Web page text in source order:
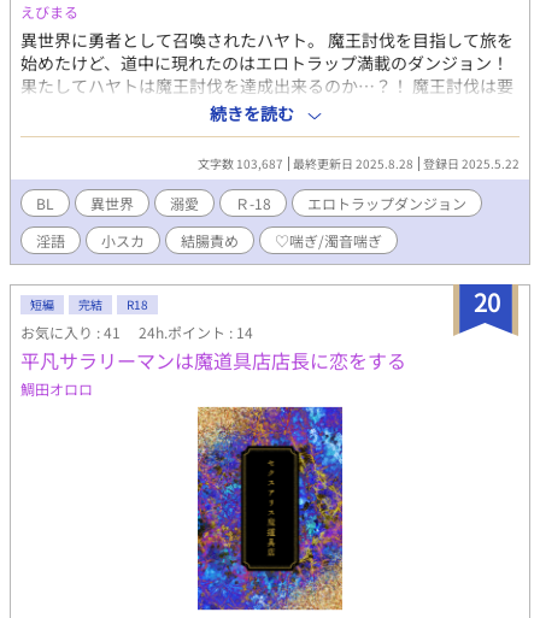
しまうのだった。 ─ご注意─ 作品内で女性軽視または女性蔑視
の表現があります。ご注意ください。 作品内において虐待、ま
たはそれに類する表現があります。
えびまる
異世界に勇者として召喚されたハヤト。 魔王討伐を目指して旅を
始めたけど、道中に現れたのはエロトラップ満載のダンジョン！
果たしてハヤトは魔王討伐を達成出来るのか…？！ 魔王討伐は要
素程度であまり戦闘シーンはありません 勇者×関西弁エルフ 無邪
気魔道具技師×兄貴肌騎士団長 合法ショタ魔塔主妖精族×その弟
子 の3組のカップルでお届けします！ よくあるエロトラップダン
ジョンの感じではないかもです… やたら真面目に書いてますが結
局えろが書きたいんです！すいません！！ ※ハイパーご都合主義
※基本的には勇者視点ですがエルフ視点と、ダンジョン内やR18
場面は三人称になります。苦手な方ご注意下さい⚠️ ※エロには印
つけときまーす 地雷が多い方はお気をつけて！ タグに載り切らな
かったのでこちらにも記載しておきます BL/異世界/ファンタジー/
結腸責/小スカ/エロトラップダンジョン/♡喘ぎ/濁点喘ぎ/固定カ
プ/合同えっち有(一穴一棒)/淫語/モロ語/女性器表現/ショタおに
(見た目だけ)/ 記載は増えたりするかもです ※サブタイトル作成が
苦手なのでAIに手伝って貰っていますがそれ以外は自力です！ ※
更新は毎日じゃないです
続きを読む
文字数 103,687 最終更新日 2025.8.28 登録日 2025.5.22
BL 異世界 溺愛 Ｒ-18
エロトラップダンジョン
淫語
小スカ 結腸責め ♡喘ぎ/濁音喘ぎ
20
短編 完結 R18
お気に入り : 41 24h.ポイント : 14
平凡サラリーマンは魔道具店店長に恋をする
鯛田オロロ